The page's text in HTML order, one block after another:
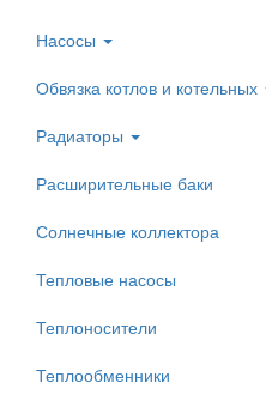
Насосы
Обвязка котлов и котельных
Радиаторы
Расширительные баки
Солнечные коллектора
Тепловые насосы
Теплоносители
Теплообменники